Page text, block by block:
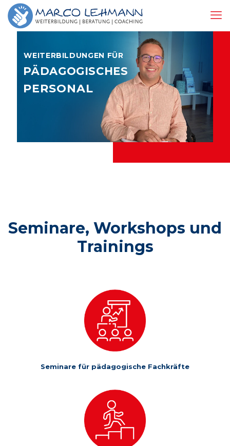
WEITERBILDUNGEN FÜR
PÄDAGOGISCHES
PERSONAL
Seminare, Workshops und
Trainings
Seminare für pädagogische Fachkräfte